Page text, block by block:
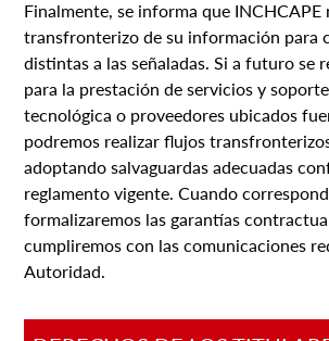
Finalmente, se informa que INCHCAPE
transfronterizo de su información para
distintas a las señaladas. Si a futuro se
para la prestación de servicios y
tecnológica o proveedores ubicados
podremos realizar flujos
adoptando salvaguardas adecuadas
reglamento vigente. Cuando
formalizaremos las garantías
cumpliremos con las comunicaciones
Autoridad.